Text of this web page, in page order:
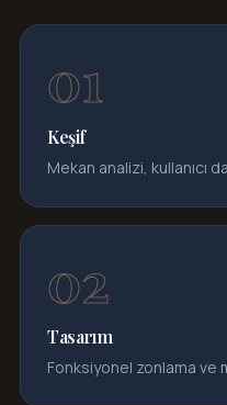
Keşif
Mekan analizi, kullanıcı
Tasarım
Fonksiyonel zonlama ve